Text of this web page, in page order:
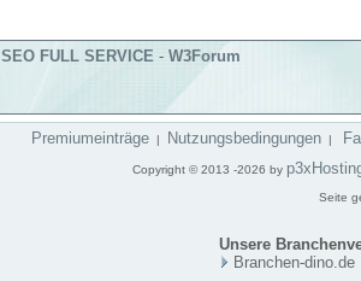
SEO FULL SERVICE - W3Forum
Premiumeinträge | Nutzungsbedingungen |
Copyright © 2013 -2026 by
Seite
Unsere
Branchen-dino.de